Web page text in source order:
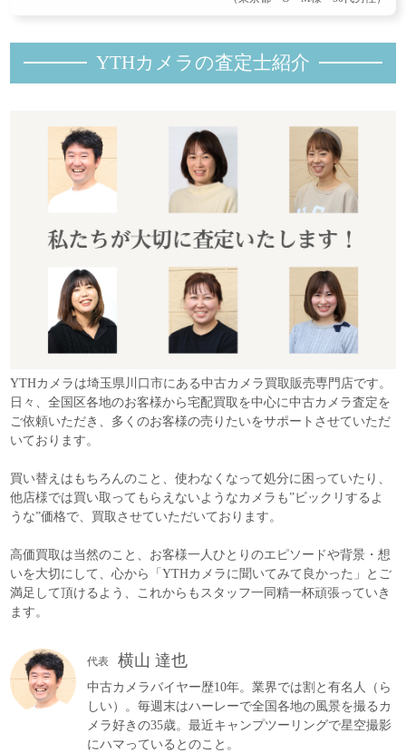
YTHカメラの査定士紹介
YTHカメラは埼玉県川口市にある中古カメラ買取販売専門店です。
日々、全国区各地のお客様から宅配買取を中心に中古カメラ査定を
ご依頼いただき、多くのお客様の売りたいをサポートさせていただ
いております。
買い替えはもちろんのこと、使わなくなって処分に困っていたり、
他店様では買い取ってもらえないようなカメラも”ビックリするよ
うな”価格で、買取させていただいております。
高価買取は当然のこと、お客様一人ひとりのエピソードや背景・想
いを大切にして、心から「YTHカメラに聞いてみて良かった」とご
満足して頂けるよう、これからもスタッフ一同精一杯頑張っていき
ます。
代表 横山 達也
中古カメラバイヤー歴10年。業界では割と有名人（ら
しい）。毎週末はハーレーで全国各地の風景を撮るカ
メラ好きの35歳。最近キャンプツーリングで星空撮影
にハマっているとのこと。